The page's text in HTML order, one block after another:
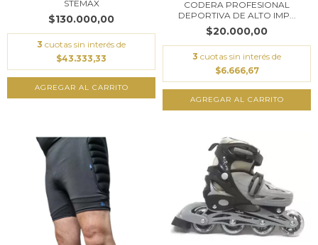
STEMAX
$130.000,00
3 cuotas sin interés de
$43.333,33
AGREGAR AL CARRITO
CODERA PROFESIONAL
DEPORTIVA DE ALTO IMP...
$20.000,00
3 cuotas sin interés de
$6.666,67
AGREGAR AL CARRITO